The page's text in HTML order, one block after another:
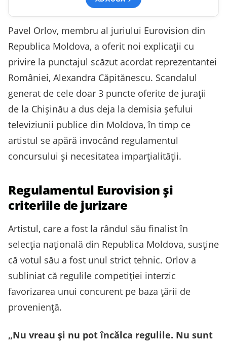
Pavel Orlov, membru al juriului Eurovision din
Republica Moldova, a oferit noi explicații cu
privire la punctajul scăzut acordat reprezentantei
României, Alexandra Căpitănescu. Scandalul
generat de cele doar 3 puncte oferite de jurații
de la Chișinău a dus deja la demisia șefului
televiziunii publice din Moldova, în timp ce
artistul se apără invocând regulamentul
concursului și necesitatea imparțialității.
Regulamentul Eurovision și
criteriile de jurizare
Artistul, care a fost la rândul său finalist în
selecția națională din Republica Moldova, susține
că votul său a fost unul strict tehnic. Orlov a
subliniat că regulile competiției interzic
favorizarea unui concurent pe baza țării de
proveniență.
„Nu vreau și nu pot încălca regulile. Nu sunt